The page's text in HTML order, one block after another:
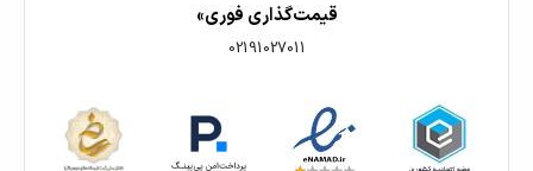
قیمت‌گذاری فوری»
02191027011